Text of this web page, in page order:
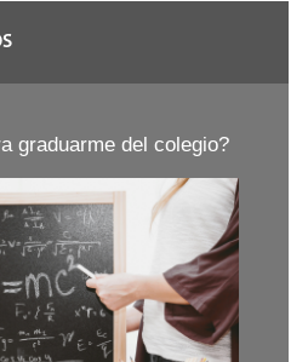
graduarme del colegio?